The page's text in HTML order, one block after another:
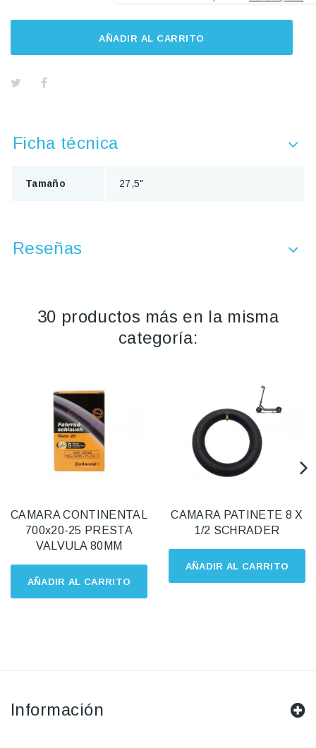
AÑADIR AL CARRITO
Ficha técnica
Tamaño 27,5"
Reseñas
30 productos más en la misma
categoría:
AÑADIR AL CARRITO
CAMARA CONTINENTAL
700x20-25 PRESTA
VALVULA 80MM
AÑADIR AL CARRITO
CAMARA PATINETE 8 X
1/2 SCHRADER
Información